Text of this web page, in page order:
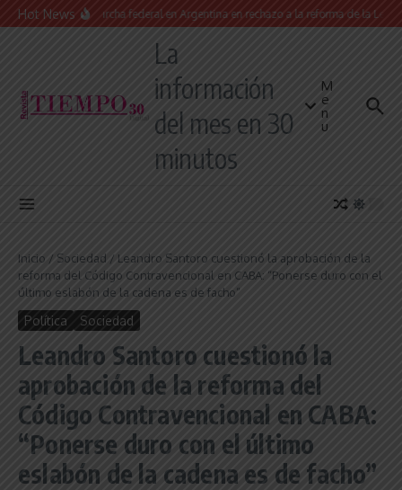
Saltar al contenido
Hot News
Masiva marcha federal en Argentina en rechazo a la reforma de la Ley de
La
información
del mes en 30
minutos
M
e
n
u
Inicio / Sociedad / Leandro Santoro cuestionó la aprobación de la
reforma del Código Contravencional en CABA: “Ponerse duro con el
último eslabón de la cadena es de facho”
Política Sociedad
Leandro Santoro cuestionó la
aprobación de la reforma del
Código Contravencional en CABA:
“Ponerse duro con el último
eslabón de la cadena es de facho”